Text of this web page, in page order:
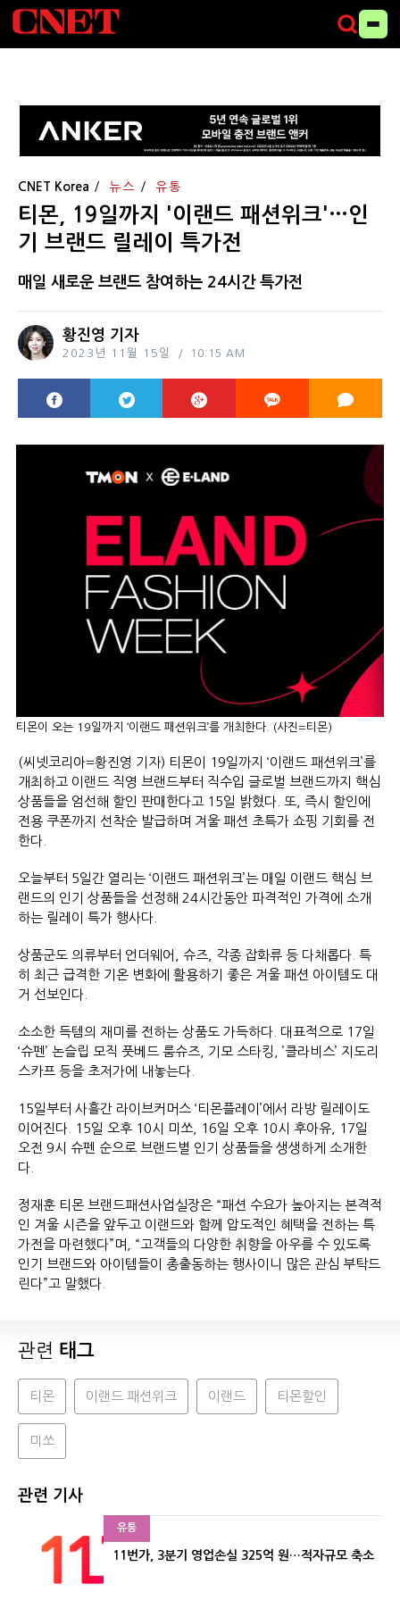
CNET Korea 뉴스 유통
티몬, 19일까지 '이랜드 패션위크'…인
기 브랜드 릴레이 특가전
매일 새로운 브랜드 참여하는 24시간 특가전
황진영 기자
2023년 11월 15일 10:15 AM
티몬이 오는 19일까지 ‘이랜드 패션위크’를 개최한다. (사진=티몬)
(씨넷코리아=황진영 기자) 티몬이 19일까지 ‘이랜드 패션위크’를
개최하고 이랜드 직영 브랜드부터 직수입 글로벌 브랜드까지 핵심
상품들을 엄선해 할인 판매한다고 15일 밝혔다. 또, 즉시 할인에
전용 쿠폰까지 선착순 발급하며 겨울 패션 초특가 쇼핑 기회를 전
한다.
오늘부터 5일간 열리는 ‘이랜드 패션위크’는 매일 이랜드 핵심 브
랜드의 인기 상품들을 선정해 24시간동안 파격적인 가격에 소개
하는 릴레이 특가 행사다.
상품군도 의류부터 언더웨어, 슈즈, 각종 잡화류 등 다채롭다. 특
히 최근 급격한 기온 변화에 활용하기 좋은 겨울 패션 아이템도 대
거 선보인다.
소소한 득템의 재미를 전하는 상품도 가득하다. 대표적으로 17일
‘슈펜’ 논슬립 모직 풋베드 룸슈즈, 기모 스타킹, ’클라비스’ 지도리
스카프 등을 초저가에 내놓는다.
15일부터 사흘간 라이브커머스 ‘티몬플레이’에서 라방 릴레이도
이어진다. 15일 오후 10시 미쏘, 16일 오후 10시 후아유, 17일
오전 9시 슈펜 순으로 브랜드별 인기 상품들을 생생하게 소개한
다.
정재훈 티몬 브랜드패션사업실장은 “패션 수요가 높아지는 본격적
인 겨울 시즌을 앞두고 이랜드와 함께 압도적인 혜택을 전하는 특
가전을 마련했다”며, “고객들의 다양한 취향을 아우를 수 있도록
인기 브랜드와 아이템들이 총출동하는 행사이니 많은 관심 부탁드
린다”고 말했다.
관련 태그
티몬 이랜드 패션위크 이랜드 티몬할인
미쏘
관련 기사
유통
11번가, 3분기 영업손실 325억 원…적자규모 축소